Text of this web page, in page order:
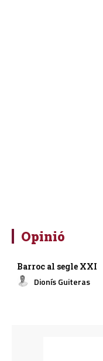
Opinió
Barroc al segle XXI
Dionís Guiteras